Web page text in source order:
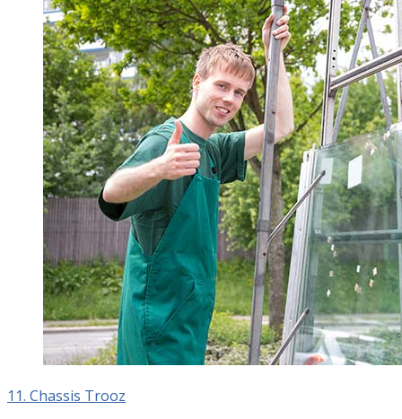
11. Chassis Trooz